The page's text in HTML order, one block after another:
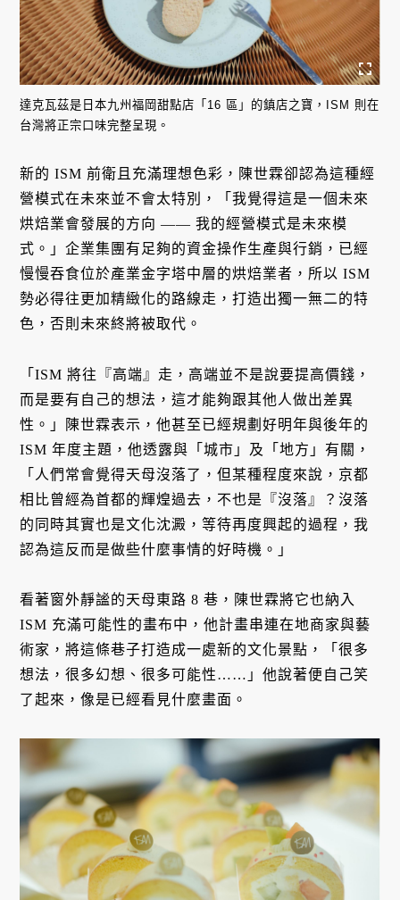
達克瓦茲是日本九州福岡甜點店「16 區」的鎮店之寶，ISM 則在
台灣將正宗口味完整呈現。
新的 ISM 前衛且充滿理想色彩，陳世霖卻認為這種經
營模式在未來並不會太特別，「我覺得這是一個未來
烘焙業會發展的方向 —— 我的經營模式是未來模
式。」企業集團有足夠的資金操作生產與行銷，已經
慢慢吞食位於產業金字塔中層的烘焙業者，所以 ISM
勢必得往更加精緻化的路線走，打造出獨一無二的特
色，否則未來終將被取代。
「ISM 將往『高端』走，高端並不是說要提高價錢，
而是要有自己的想法，這才能夠跟其他人做出差異
性。」陳世霖表示，他甚至已經規劃好明年與後年的
ISM 年度主題，他透露與「城市」及「地方」有關，
「人們常會覺得天母沒落了，但某種程度來說，京都
相比曾經為首都的輝煌過去，不也是『沒落』？沒落
的同時其實也是文化沈澱，等待再度興起的過程，我
認為這反而是做些什麼事情的好時機。」
看著窗外靜謐的天母東路 8 巷，陳世霖將它也納入
ISM 充滿可能性的畫布中，他計畫串連在地商家與藝
術家，將這條巷子打造成一處新的文化景點，「很多
想法，很多幻想、很多可能性……」他說著便自己笑
了起來，像是已經看見什麼畫面。